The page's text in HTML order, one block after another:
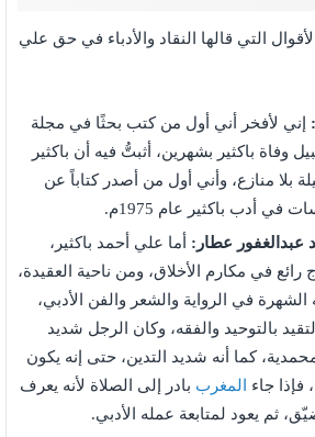
التي قالها النقاد والأدباء في حق علي
إني لأفخر أني أول من كتب بحثًا في مجلة
وفاة باكثير بشهرين، أثبتُّ فيه أن باكثير
بلا منازع، وأني أول من أصدر كتاباً عن
في أدب باكثير عام 1975م.
عبدالغفور عطار: أما علي أحمد باكثير،
رائع في مكارم الأخلاق، ومن ناحية العقيدة،
في الرواية والشعر والفن الأدبي،
بالتوحيد والفقه، وكان الرجل شديد
كما أنه شديد التدين، حتى إنه يكون
جاء
المغرب بادر إلى الصلاة لأنه يعرف
ثم يعود لمتابعة عمله الأدبي.